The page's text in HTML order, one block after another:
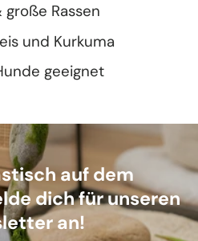
Rassen
und Kurkuma
geeignet
auf dem
dich für unseren
an!